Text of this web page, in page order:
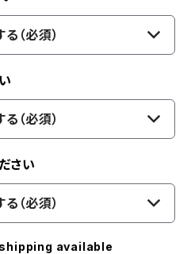
（必須）
（必須）
さい
（必須）
available